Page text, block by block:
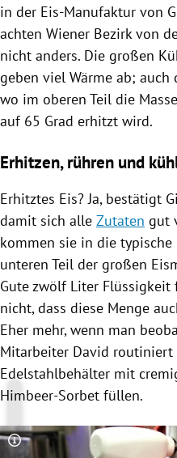
in der Eis-Manufaktur von
achten Wiener Bezirk von
nicht anders. Die großen
geben viel Wärme ab; auch
wo im oberen Teil die
auf 65 Grad erhitzt wird.
Erhitzen, rühren und
Erhitztes Eis? Ja, bestätigt
damit sich alle Zutaten gut
kommen sie in die
unteren Teil der großen
Gute zwölf Liter Flüssigkeit
nicht, dass diese Menge
Eher mehr, wenn man
Mitarbeiter David routiniert
Edelstahlbehälter mit
Himbeer-Sorbet füllen.
Copyright-Hinweis